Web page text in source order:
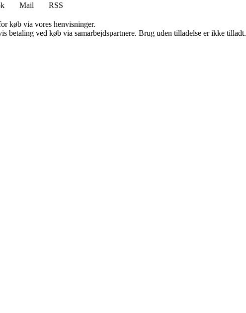
Mail
RSS
køb via vores henvisninger.
ved køb via samarbejdspartnere. Brug uden tilladelse er ikke tilladt.